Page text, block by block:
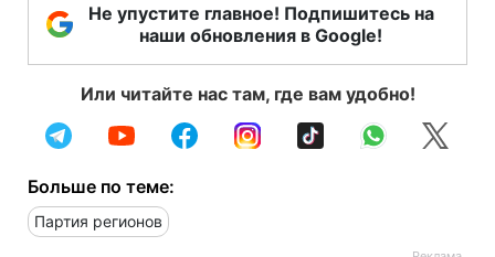
Не упустите главное! Подпишитесь на
наши обновления в Google!
Или читайте нас там, где вам удобно!
Больше по теме:
Партия регионов